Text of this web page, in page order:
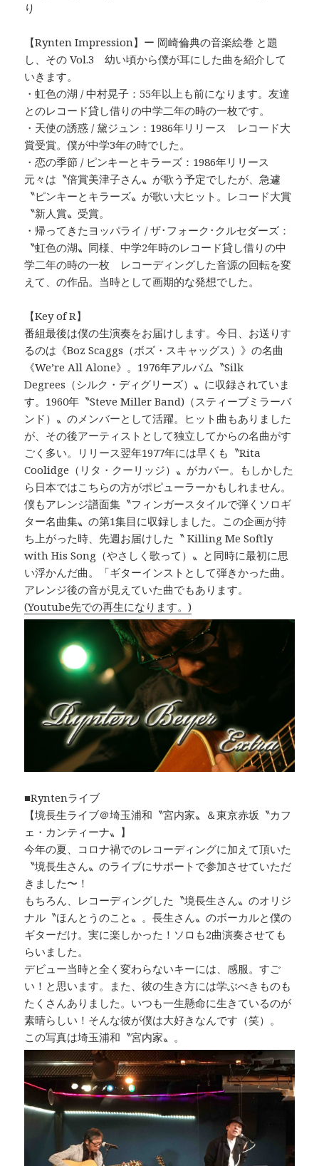
り
【Rynten Impression】ー 岡崎倫典の音楽絵巻 と題
し、その Vol.3 幼い頃から僕が耳にした曲を紹介して
いきます。
・虹色の湖 / 中村晃子：55年以上も前になります。友達
とのレコード貸し借りの中学二年の時の一枚です。
・天使の誘惑 / 黛ジュン：1986年リリース レコード大
賞受賞。僕が中学3年の時でした。
・恋の季節 / ピンキーとキラーズ：1986年リリース
元々は〝倍賞美津子さん〟が歌う予定でしたが、急遽
〝ピンキーとキラーズ〟が歌い大ヒット。レコード大賞
〝新人賞〟受賞。
・帰ってきたヨッパライ / ザ･フォーク･クルセダーズ：
〝虹色の湖〟同様、中学2年時のレコード貸し借りの中
学二年の時の一枚 レコーディングした音源の回転を変
えて、の作品。当時として画期的な発想でした。
【Key of R】
番組最後は僕の生演奏をお届けします。今日、お送りす
るのは《Boz Scaggs（ボズ・スキャッグス）》の名曲
《We’re All Alone》。1976年アルバム〝Silk
Degrees（シルク・ディグリーズ）〟に収録されていま
す。1960年〝Steve Miller Band)（スティーブミラーバ
ンド）〟のメンバーとして活躍。ヒット曲もありました
が、その後アーティストとして独立してからの名曲がす
ごく多い。リリース翌年1977年には早くも〝Rita
Coolidge（リタ・クーリッジ）〟がカバー。もしかした
ら日本ではこちらの方がポピューラーかもしれません。
僕もアレンジ譜面集〝フィンガースタイルで弾くソロギ
ター名曲集〟の第1集目に収録しました。この企画が持
ち上がった時、先週お届けした〝 Killing Me Softly
with His Song（やさしく歌って）〟と同時に最初に思
い浮かんだ曲。「ギターインストとして弾きかった曲。
アレンジ後の音が見えていた曲でもあります。
(Youtube先での再生になります。)
■Ryntenライブ
【境長生ライブ＠埼玉浦和〝宮内家〟＆東京赤坂〝カフ
ェ・カンティーナ〟】
今年の夏、コロナ禍でのレコーディングに加えて頂いた
〝境長生さん〟のライブにサポートで参加させていただ
きました〜！
もちろん、レコーディングした〝境長生さん〟のオリジ
ナル〝ほんとうのこと〟。長生さん〟のボーカルと僕の
ギターだけ。実に楽しかった！ソロも2曲演奏させても
らいました。
デビュー当時と全く変わらないキーには、感服。すご
い！と思います。また、彼の生き方には学ぶべきものも
たくさんありました。いつも一生懸命に生きているのが
素晴らしい！そんな彼が僕は大好きなんです（笑）。
この写真は埼玉浦和〝宮内家〟。